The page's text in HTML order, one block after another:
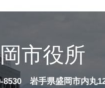
市役所
8530 岩手県盛岡市内丸